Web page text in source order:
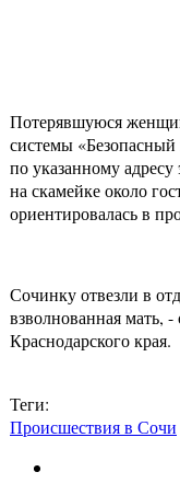
Потерявшуюся
системы
по указанному
на скамейке около
ориентировалась в
Сочинку отвезли в
взволнованная мать,
Краснодарского края.
Теги:
Происшествия в Сочи